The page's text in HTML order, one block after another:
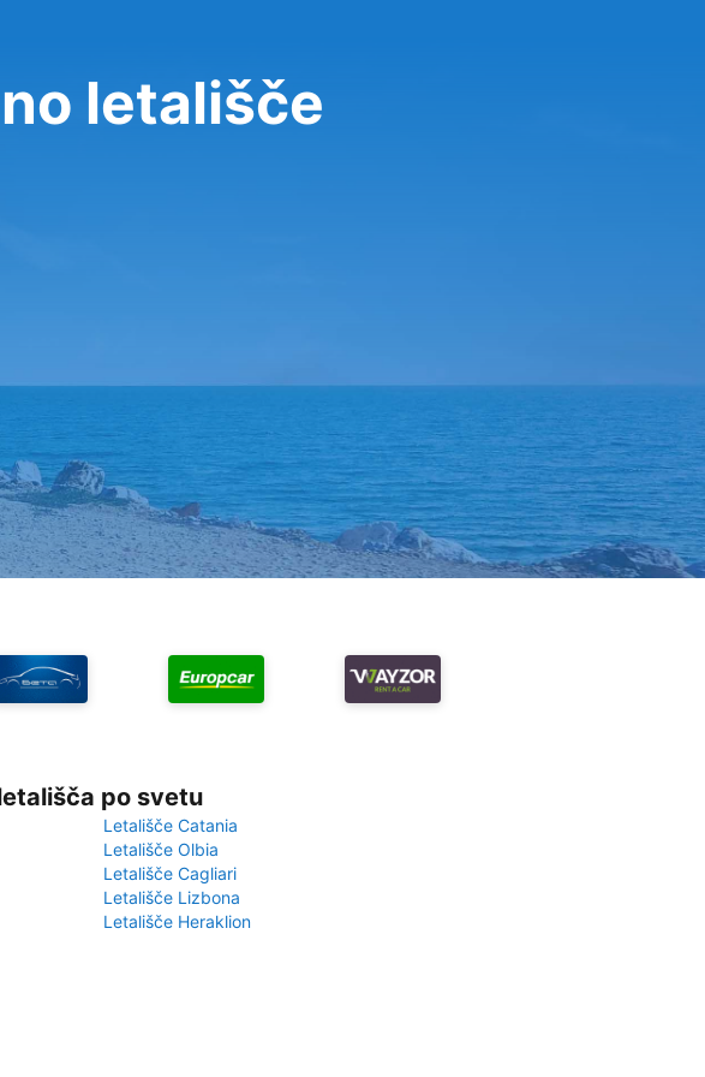
letališče
po svetu
Letališče Catania
Letališče Olbia
Letališče Cagliari
Letališče Lizbona
Letališče Heraklion